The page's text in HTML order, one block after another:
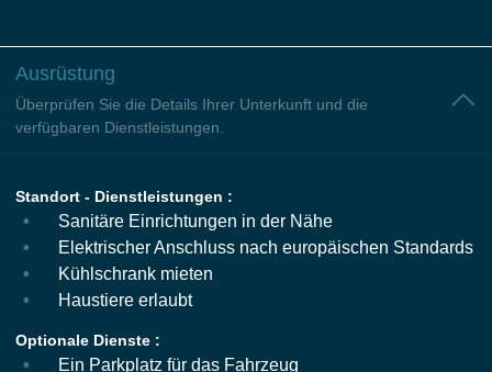
Ausrüstung
Überprüfen Sie die Details Ihrer Unterkunft und die
verfügbaren Dienstleistungen.
Standort - Dienstleistungen :
Sanitäre Einrichtungen in der Nähe
Elektrischer Anschluss nach europäischen Standards
Kühlschrank mieten
Haustiere erlaubt
Optionale Dienste :
Ein Parkplatz für das Fahrzeug